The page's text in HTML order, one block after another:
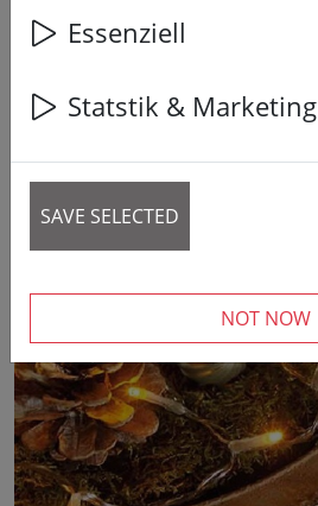
‹
Essenziell
Statstik & Marketing
SAVE SELECTED
NOT NOW